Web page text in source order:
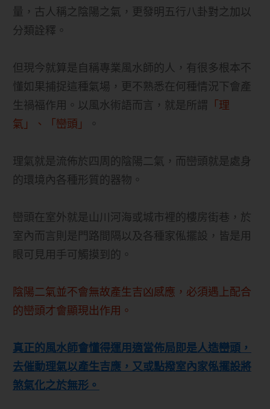
量，古人稱之陰陽之氣，更發明五行八卦對之加以
分類詮釋。
但現今就算是自稱專業風水師的人，有很多根本不
懂如果捕捉這種氣場，更不熟悉在何種情況下會產
生禍福作用。以風水術語而言，就是所謂 「理
氣」、「巒頭」
。
理氣就是流佈於四周的陰陽二氣，而巒頭就是處身
的環境內各種形質的器物。
巒頭在室外就是山川河海或城市裡的樓房街巷，於
室內而言則是門路間隔以及各種家俬擺設，皆是用
眼可見用手可觸摸到的。
陰陽二氣並不會無故產生吉凶感應，必須遇上配合
的巒頭才會顯現出作用。
真正的風水師會懂得運用適當佈局即是人造巒頭，
去催動理氣以產生吉應，又或點撥室內家俬擺設將
煞氣化之於無形。